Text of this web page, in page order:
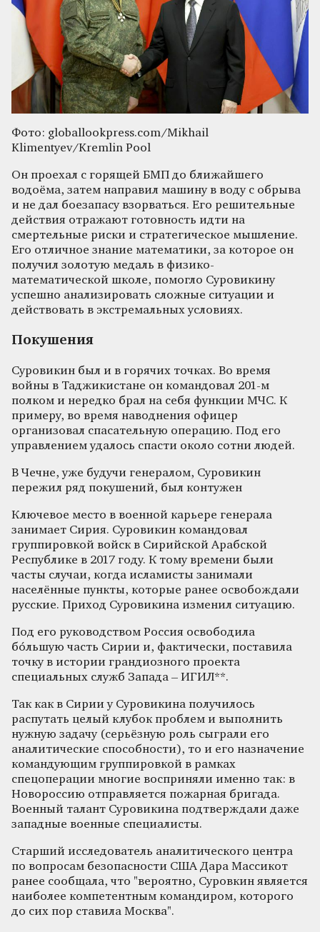
Фото: globallookpress.com/Mikhail
Klimentyev/Kremlin Pool
Он проехал с горящей БМП до ближайшего
водоёма, затем направил машину в воду с обрыва
и не дал боезапасу взорваться. Его решительные
действия отражают готовность идти на
смертельные риски и стратегическое мышление.
Его отличное знание математики, за которое он
получил золотую медаль в физико-
математической школе, помогло Суровикину
успешно анализировать сложные ситуации и
действовать в экстремальных условиях.
Покушения
Суровикин был и в горячих точках. Во время
войны в Таджикистане он командовал 201-м
полком и нередко брал на себя функции МЧС. К
примеру, во время наводнения офицер
организовал спасательную операцию. Под его
управлением удалось спасти около сотни людей.
В Чечне, уже будучи генералом, Суровикин
пережил ряд покушений, был контужен
Ключевое место в военной карьере генерала
занимает Сирия. Суровикин командовал
группировкой войск в Сирийской Арабской
Республике в 2017 году. К тому времени были
часты случаи, когда исламисты занимали
населённые пункты, которые ранее освобождали
русские. Приход Суровикина изменил ситуацию.
Под его руководством Россия освободила
бóльшую часть Сирии и, фактически, поставила
точку в истории грандиозного проекта
специальных служб Запада – ИГИЛ**.
Так как в Сирии у Суровикина получилось
распутать целый клубок проблем и выполнить
нужную задачу (серьёзную роль сыграли его
аналитические способности), то и его назначение
командующим группировкой в рамках
спецоперации многие восприняли именно так: в
Новороссию отправляется пожарная бригада.
Военный талант Суровикина подтверждали даже
западные военные специалисты.
Старший исследователь аналитического центра
по вопросам безопасности США Дара Массикот
ранее сообщала, что "вероятно, Суровкин является
наиболее компетентным командиром, которого
до сих пор ставила Москва".